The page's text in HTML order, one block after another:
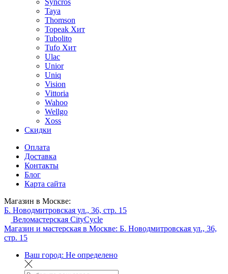
Syncros
Taya
Thomson
Topeak Хит
Tubolito
Tufo Хит
Ulac
Unior
Uniq
Vision
Vittoria
Wahoo
Wellgo
Xoss
Скидки
Оплата
Доставка
Контакты
Блог
Карта сайта
Магазин в Москве:
Б. Новодмитровская ул., 36, стр. 15
Веломастерская CityCycle
Магазин и мастерская в Москве: Б. Новодмитровская ул., 36,
стр. 15
Ваш город: Не определено